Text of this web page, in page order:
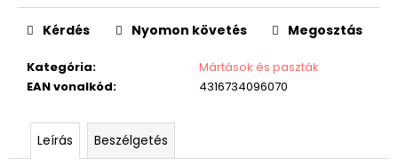
Kategória:
Mártások és paszták
EAN vonalkód: 4316734096070
Kérdés Nyomon követés Megosztás
Leírás Beszélgetés